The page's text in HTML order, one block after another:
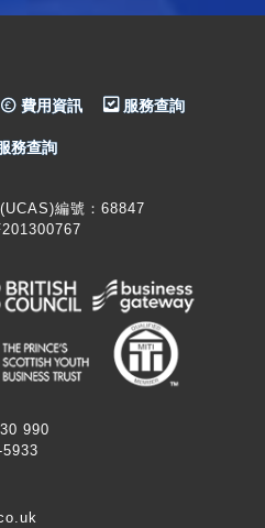
費用資訊 服務查詢
務查詢
編號：68847
990